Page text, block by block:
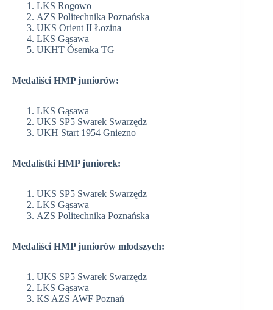
LKS Rogowo
AZS Politechnika Poznańska
UKS Orient II Łozina
LKS Gąsawa
UKHT Ósemka TG
Medaliści HMP juniorów:
LKS Gąsawa
UKS SP5 Swarek Swarzędz
UKH Start 1954 Gniezno
Medalistki HMP juniorek:
UKS SP5 Swarek Swarzędz
LKS Gąsawa
AZS Politechnika Poznańska
Medaliści HMP juniorów młodszych:
UKS SP5 Swarek Swarzędz
LKS Gąsawa
KS AZS AWF Poznań